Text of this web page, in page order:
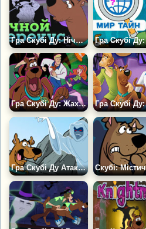
Гра Скубі Ду: Нічний Перекус
Гра Скубі Ду: Жахливий Хаос
Гра Скубі Ду Атака Привида